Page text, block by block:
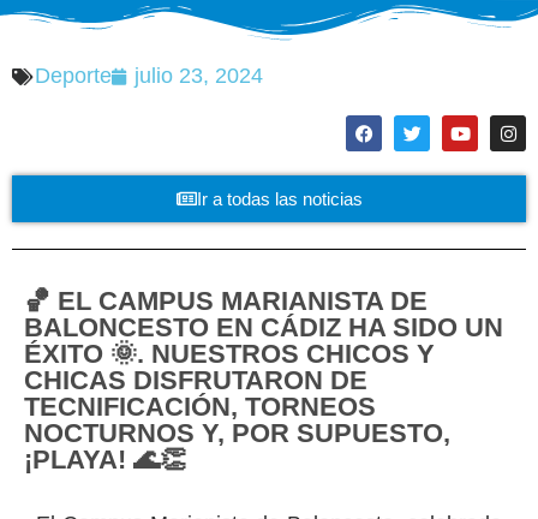
Deporte julio 23, 2024
Ir a todas las noticias
🏀 EL CAMPUS MARIANISTA DE
BALONCESTO EN CÁDIZ HA SIDO UN
ÉXITO 🌞. NUESTROS CHICOS Y
CHICAS DISFRUTARON DE
TECNIFICACIÓN, TORNEOS
NOCTURNOS Y, POR SUPUESTO,
¡PLAYA! 🌊👏